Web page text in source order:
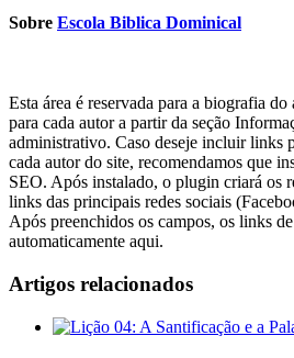
Sobre Escola Biblica Dominical
Esta área é reservada para a biografia
para cada autor a partir da seção
administrativo. Caso deseje incluir links
cada autor do site, recomendamos que
SEO. Após instalado, o plugin criará os
links das principais redes sociais
Após preenchidos os campos, os links
automaticamente aqui.
Artigos relacionados